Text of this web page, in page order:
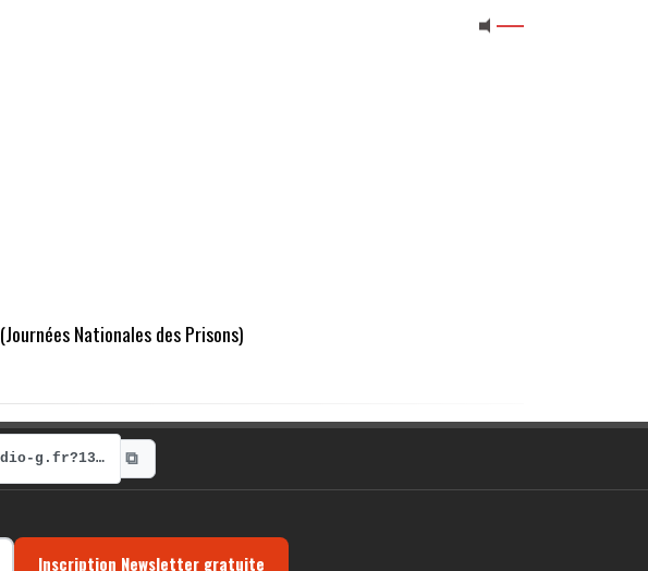
(Journées Nationales des Prisons)
https://radio-g.fr?13211 ⧉
Inscription Newsletter gratuite